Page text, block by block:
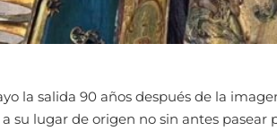
la salida 90 años después de la
su lugar de origen no sin antes